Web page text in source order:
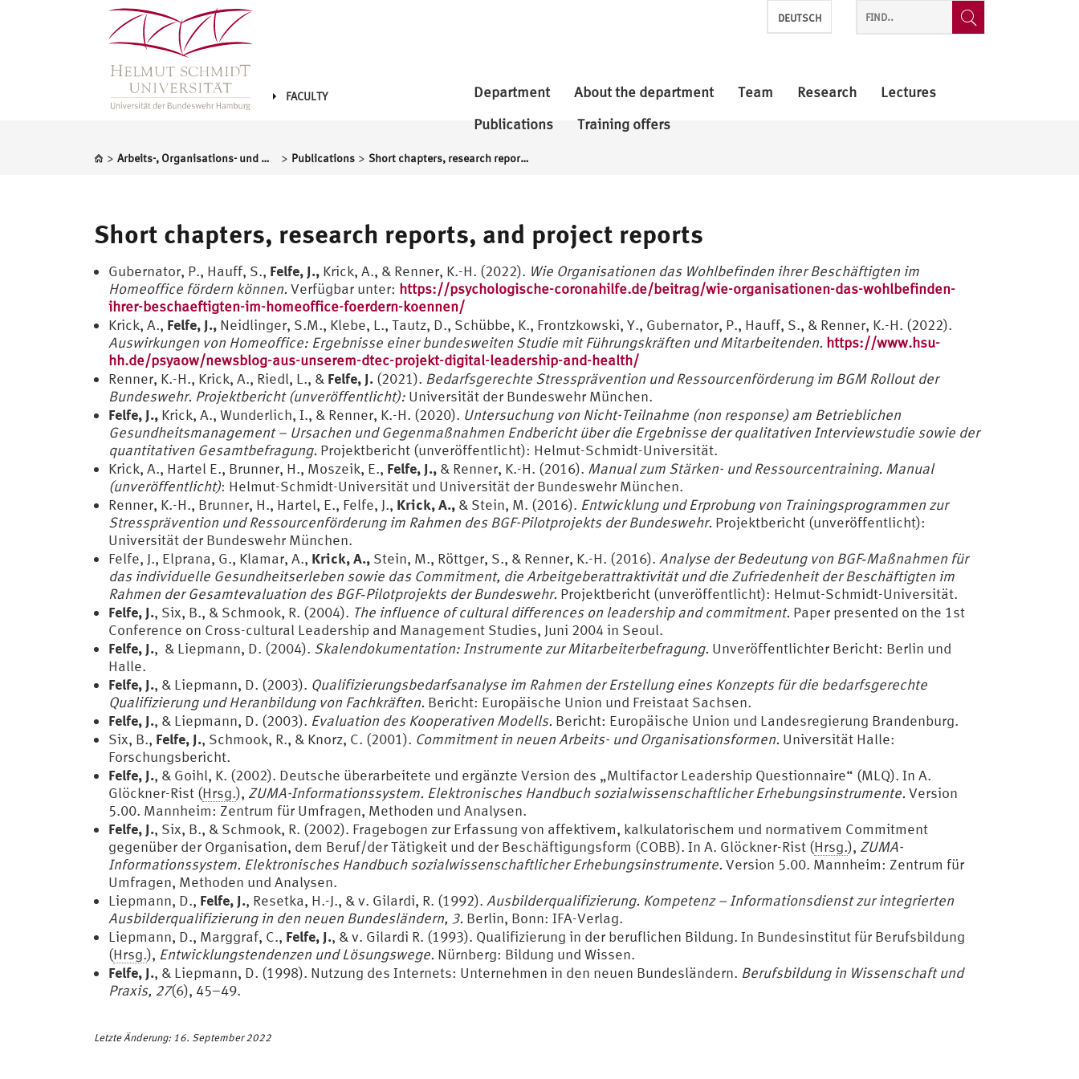
FACULTY
DEUTSCH
Department About the department Team Research
Lectures
Publications
Training offers
> Arbeits-, Organisations- und Wirtschaftspsychologie > Publications > Short chapters, research reports, and project reports
Short chapters, research reports, and project reports
Gubernator, P., Hauff, S., Felfe, J., Krick, A., & Renner, K.-H. (2022). Wie Organisationen das Wohlbefinden ihrer Beschäftigten im
Homeoffice fördern können.Verfügbar unter: https://psychologische-coronahilfe.de/beitrag/wie-organisationen-das-wohlbefinden-
ihrer-beschaeftigten-im-homeoffice-foerdern-koennen/
Krick, A., Felfe, J., Neidlinger, S.M., Klebe, L., Tautz, D., Schübbe, K., Frontzkowski, Y., Gubernator, P., Hauff, S., & Renner, K.-H. (2022).
Auswirkungen von Homeoffice: Ergebnisse einer bundesweiten Studie mit Führungskräften und Mitarbeitenden. https://www.hsu-
hh.de/psyaow/newsblog-aus-unserem-dtec-projekt-digital-leadership-and-health/
Renner, K.-H., Krick, A., Riedl, L., & Felfe, J. (2021). Bedarfsgerechte Stressprävention und Ressourcenförderung im BGM Rollout der
Bundeswehr. Projektbericht (unveröffentlicht): Universität der Bundeswehr München.
Felfe, J., Krick, A., Wunderlich, I., & Renner, K.-H. (2020). Untersuchung von Nicht-Teilnahme (non response) am Betrieblichen
Gesundheitsmanagement – Ursachen und Gegenmaßnahmen Endbericht über die Ergebnisse der qualitativen Interviewstudie sowie der
quantitativen Gesamtbefragung. Projektbericht (unveröffentlicht): Helmut-Schmidt-Universität.
Krick, A., Hartel E., Brunner, H., Moszeik, E., Felfe, J., & Renner, K.-H. (2016). Manual zum Stärken- und Ressourcentraining. Manual
(unveröffentlicht): Helmut-Schmidt-Universität und Universität der Bundeswehr München.
Renner, K.-H., Brunner, H., Hartel, E., Felfe, J., Krick, A., & Stein, M. (2016). Entwicklung und Erprobung von Trainingsprogrammen zur
Stressprävention und Ressourcenförderung im Rahmen des BGF-Pilotprojekts der Bundeswehr. Projektbericht (unveröffentlicht):
Universität der Bundeswehr München.
Felfe, J., Elprana, G., Klamar, A., Krick, A., Stein, M., Röttger, S., & Renner, K.-H. (2016). Analyse der Bedeutung von BGF‐Maßnahmen für
das individuelle Gesundheitserleben sowie das Commitment, die Arbeitgeberattraktivität und die Zufriedenheit der Beschäftigten im
Rahmen der Gesamtevaluation des BGF‐Pilotprojekts der Bundeswehr. Projektbericht (unveröffentlicht): Helmut-Schmidt-Universität.
Felfe, J., Six, B., & Schmook, R. (2004). The influence of cultural differences on leadership and commitment. Paper presented on the 1st
Conference on Cross-cultural Leadership and Management Studies, Juni 2004 in Seoul.
Felfe, J., & Liepmann, D. (2004). Skalendokumentation: Instrumente zur Mitarbeiterbefragung. Unveröffentlichter Bericht: Berlin und
Halle.
Felfe, J., & Liepmann, D. (2003). Qualifizierungsbedarfsanalyse im Rahmen der Erstellung eines Konzepts für die bedarfsgerechte
Qualifizierung und Heranbildung von Fachkräften. Bericht: Europäische Union und Freistaat Sachsen.
Felfe, J., & Liepmann, D. (2003). Evaluation des Kooperativen Modells. Bericht: Europäische Union und Landesregierung Brandenburg.
Six, B., Felfe, J., Schmook, R., & Knorz, C. (2001). Commitment in neuen Arbeits- und Organisationsformen. Universität Halle:
Forschungsbericht.
Felfe, J., & Goihl, K. (2002). Deutsche überarbeitete und ergänzte Version des „Multifactor Leadership Questionnaire“ (MLQ). In A.
Glöckner-Rist (Hrsg.), ZUMA-Informationssystem. Elektronisches Handbuch sozialwissenschaftlicher Erhebungsinstrumente.Version
5.00. Mannheim: Zentrum für Umfragen, Methoden und Analysen.
Felfe, J., Six, B., & Schmook, R. (2002). Fragebogen zur Erfassung von affektivem, kalkulatorischem und normativem Commitment
gegenüber der Organisation, dem Beruf/der Tätigkeit und der Beschäftigungsform (COBB). In A. Glöckner-Rist (Hrsg.), ZUMA-
Informationssystem. Elektronisches Handbuch sozialwissenschaftlicher Erhebungsinstrumente.Version 5.00. Mannheim: Zentrum für
Umfragen, Methoden und Analysen.
Liepmann, D., Felfe, J., Resetka, H.-J., & v. Gilardi, R. (1992). Ausbilderqualifizierung. Kompetenz – Informationsdienst zur integrierten
Ausbilderqualifizierung in den neuen Bundesländern, 3. Berlin, Bonn: IFA-Verlag.
Liepmann, D., Marggraf, C., Felfe, J., & v. Gilardi R. (1993). Qualifizierung in der beruflichen Bildung. In Bundesinstitut für Berufsbildung
(Hrsg.), Entwicklungstendenzen und Lösungswege. Nürnberg: Bildung und Wissen.
Felfe, J., & Liepmann, D. (1998). Nutzung des Internets: Unternehmen in den neuen Bundesländern. Berufsbildung in Wissenschaft und
Praxis, 27(6), 45–49.
Letzte Änderung: 16. September 2022